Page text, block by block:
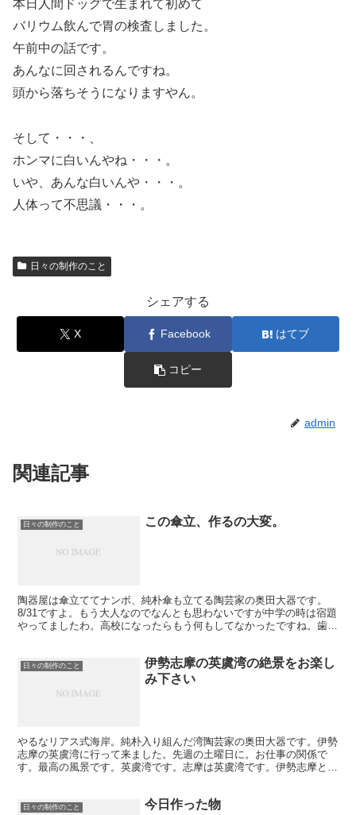
本日人間ドッグで生まれて初めて
バリウム飲んで胃の検査しました。
午前中の話です。
あんなに回されるんですね。
頭から落ちそうになりますやん。
そして・・・、
ホンマに白いんやね・・・。
いや、あんな白いんや・・・。
人体って不思議・・・。
日々の制作のこと
シェアする
X Facebook はてブ
コピー
admin
関連記事
日々の制作のこと この傘立、作るの大変。
陶器屋は傘立ててナンボ、純朴傘も立てる陶芸家の奥田大器です。
8/31ですよ。もう大人なのでなんとも思わないですが中学の時は宿題
やってましたわ。高校になったらもう何もしてなかったですね。歯医
日々の制作のこと
伊勢志摩の英虞湾の絶景をお楽し
み下さい
やるなリアス式海岸。純朴入り組んだ湾陶芸家の奥田大器です。伊勢
志摩の英虞湾に行って来ました。先週の土曜日に。お仕事の関係で
す。最高の風景です。英虞湾です。志摩は英虞湾です。伊勢志摩と一
日々の制作のこと 今日作った物